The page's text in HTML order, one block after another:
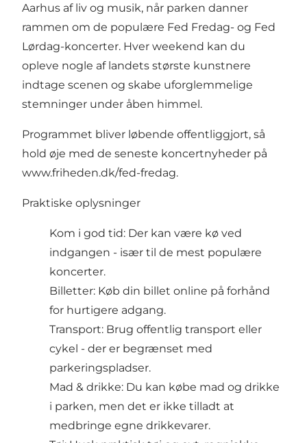
Aarhus af liv og musik, når parken danner
rammen om de populære Fed Fredag- og Fed
Lørdag-koncerter. Hver weekend kan du
opleve nogle af landets største kunstnere
indtage scenen og skabe uforglemmelige
stemninger under åben himmel.
Programmet bliver løbende offentliggjort, så
hold øje med de seneste koncertnyheder på
www.friheden.dk/fed-fredag.
Praktiske oplysninger
Kom i god tid: Der kan være kø ved
indgangen - især til de mest populære
koncerter.
Billetter: Køb din billet online på forhånd
for hurtigere adgang.
Transport: Brug offentlig transport eller
cykel - der er begrænset med
parkeringspladser.
Mad & drikke: Du kan købe mad og drikke
i parken, men det er ikke tilladt at
medbringe egne drikkevarer.